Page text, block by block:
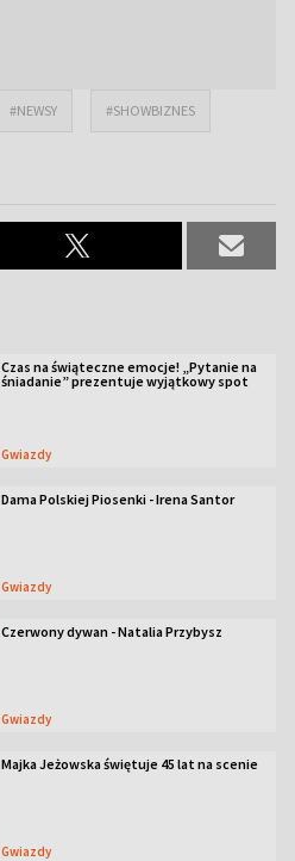
#NEWSY #SHOWBIZNES
Czas na świąteczne emocje! „Pytanie na
śniadanie” prezentuje wyjątkowy spot
Gwiazdy
Dama Polskiej Piosenki - Irena Santor
Gwiazdy
Czerwony dywan - Natalia Przybysz
Gwiazdy
Majka Jeżowska świętuje 45 lat na scenie
Gwiazdy